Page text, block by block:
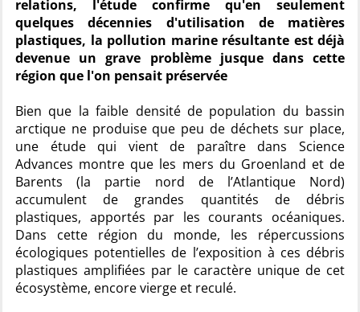
relations, l'étude confirme qu'en seulement
quelques décennies d'utilisation de matières
plastiques, la pollution marine résultante est déjà
devenue un grave problème jusque dans cette
région que l'on pensait préservée
Bien que la faible densité de population du bassin
arctique ne produise que peu de déchets sur place,
une étude qui vient de paraître dans Science
Advances montre que les mers du Groenland et de
Barents (la partie nord de l’Atlantique Nord)
accumulent de grandes quantités de débris
plastiques, apportés par les courants océaniques.
Dans cette région du monde, les répercussions
écologiques potentielles de l’exposition à ces débris
plastiques amplifiées par le caractère unique de cet
écosystème, encore vierge et reculé.